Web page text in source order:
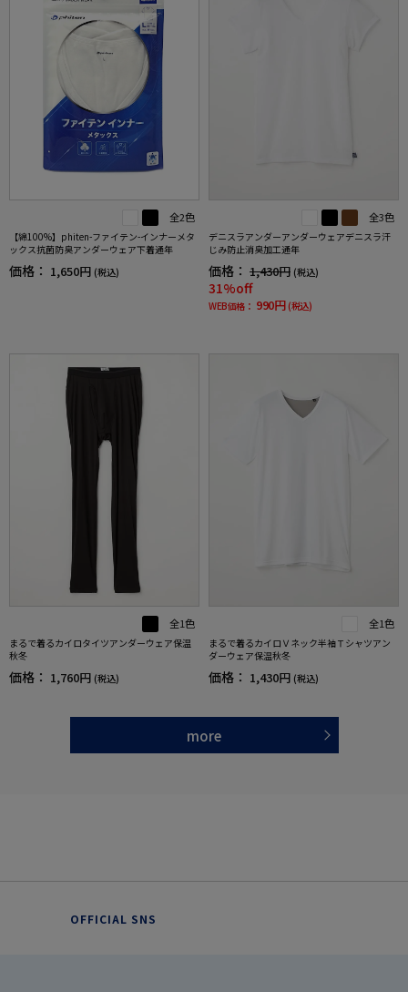
全2色
【綿100%】phiten-ファイテン-インナーメタ
ックス抗菌防臭アンダーウェア下着通年
価格： 1,650円 (税込)
全3色
デニスラアンダーアンダーウェアデニスラ汗
じみ防止消臭加工通年
価格： 1,430円 (税込)
31%off
WEB価格： 990円 (税込)
全1色
まるで着るカイロタイツアンダーウェア保温
秋冬
価格： 1,760円 (税込)
全1色
まるで着るカイロＶネック半袖Ｔシャツアン
ダーウェア保温秋冬
価格： 1,430円 (税込)
more
OFFICIAL SNS